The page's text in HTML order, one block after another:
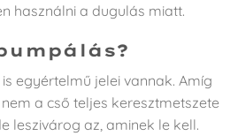
használni a dugulás miatt.
egyértelmű jelei vannak. Amíg
a cső teljes keresztmetszete
leszivárog az, aminek le kell.